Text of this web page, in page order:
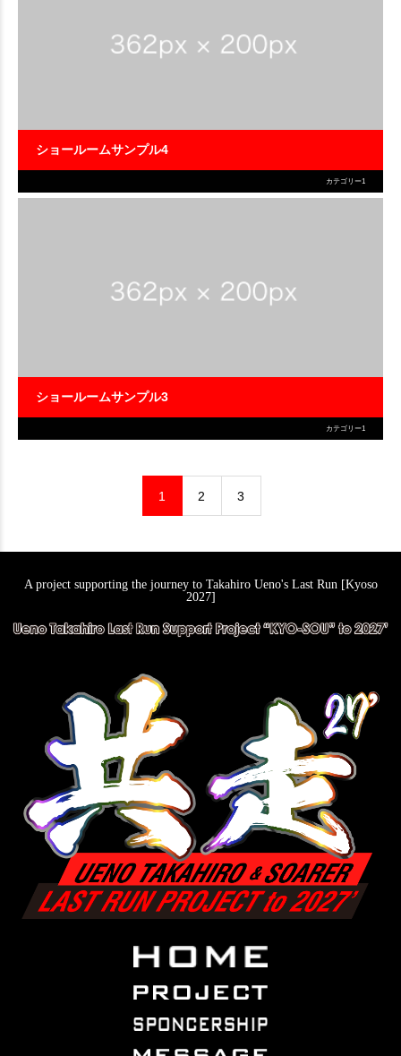
ショールームサンプル4
カテゴリー1
ショールームサンプル3
カテゴリー1
1 2 3
A project supporting the journey to Takahiro Ueno's Last Run [Kyoso
2027]